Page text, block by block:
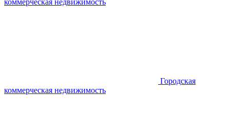
коммерческая недвижимость
Городская
коммерческая недвижимость